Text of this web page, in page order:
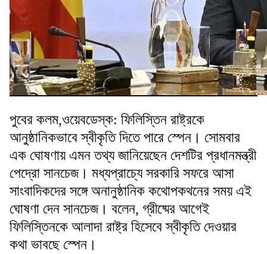
পুবের কলম,ওয়েবডেস্ক: ফিলিস্তিন রাষ্ট্রকে
আনুষ্ঠানিকভাবে স্বীকৃতি দিতে পারে স্পেন। সোমবার
এক ঘোষণায় এমন তথ্য জানিয়েছেন দেশটির প্রধানমন্ত্রী
পেদ্রো সানচেজ। মধ্যপ্রাচ্যে সরকারি সফরে আসা
সাংবাদিকদের সঙ্গে অনানুষ্ঠানিক কথোপকথনের সময় এই
ঘোষণা দেন সানচেজ। বলেন, গ্রীষ্মের আগেই
ফিলিস্তিনকে আলাদা রাষ্ট্র হিসেবে স্বীকৃতি দেওয়ার
কথা ভাবছে স্পেন।